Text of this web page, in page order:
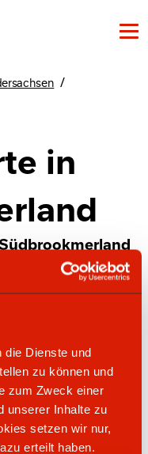
die Dienste und
zu können und
zum Zweck einer
unserer Inhalte zu
setzen wir nur,
erteilt haben.
/
in